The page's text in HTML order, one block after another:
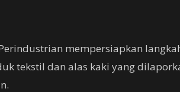
mempersiapkan
tekstil dan alas kaki yang